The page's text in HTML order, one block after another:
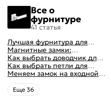
Все о
фурнитуре
41 статья
Лучшая фурнитура для
дверей: как выбрать
правильно
Магнитные замки:
особенности и принцип
работы
Как выбрать доводчик для
входной двери: советы от
профессионалов
Как выбрать петли для
межкомнатных дверей
Меняем замок на входной
двери
Eще 36